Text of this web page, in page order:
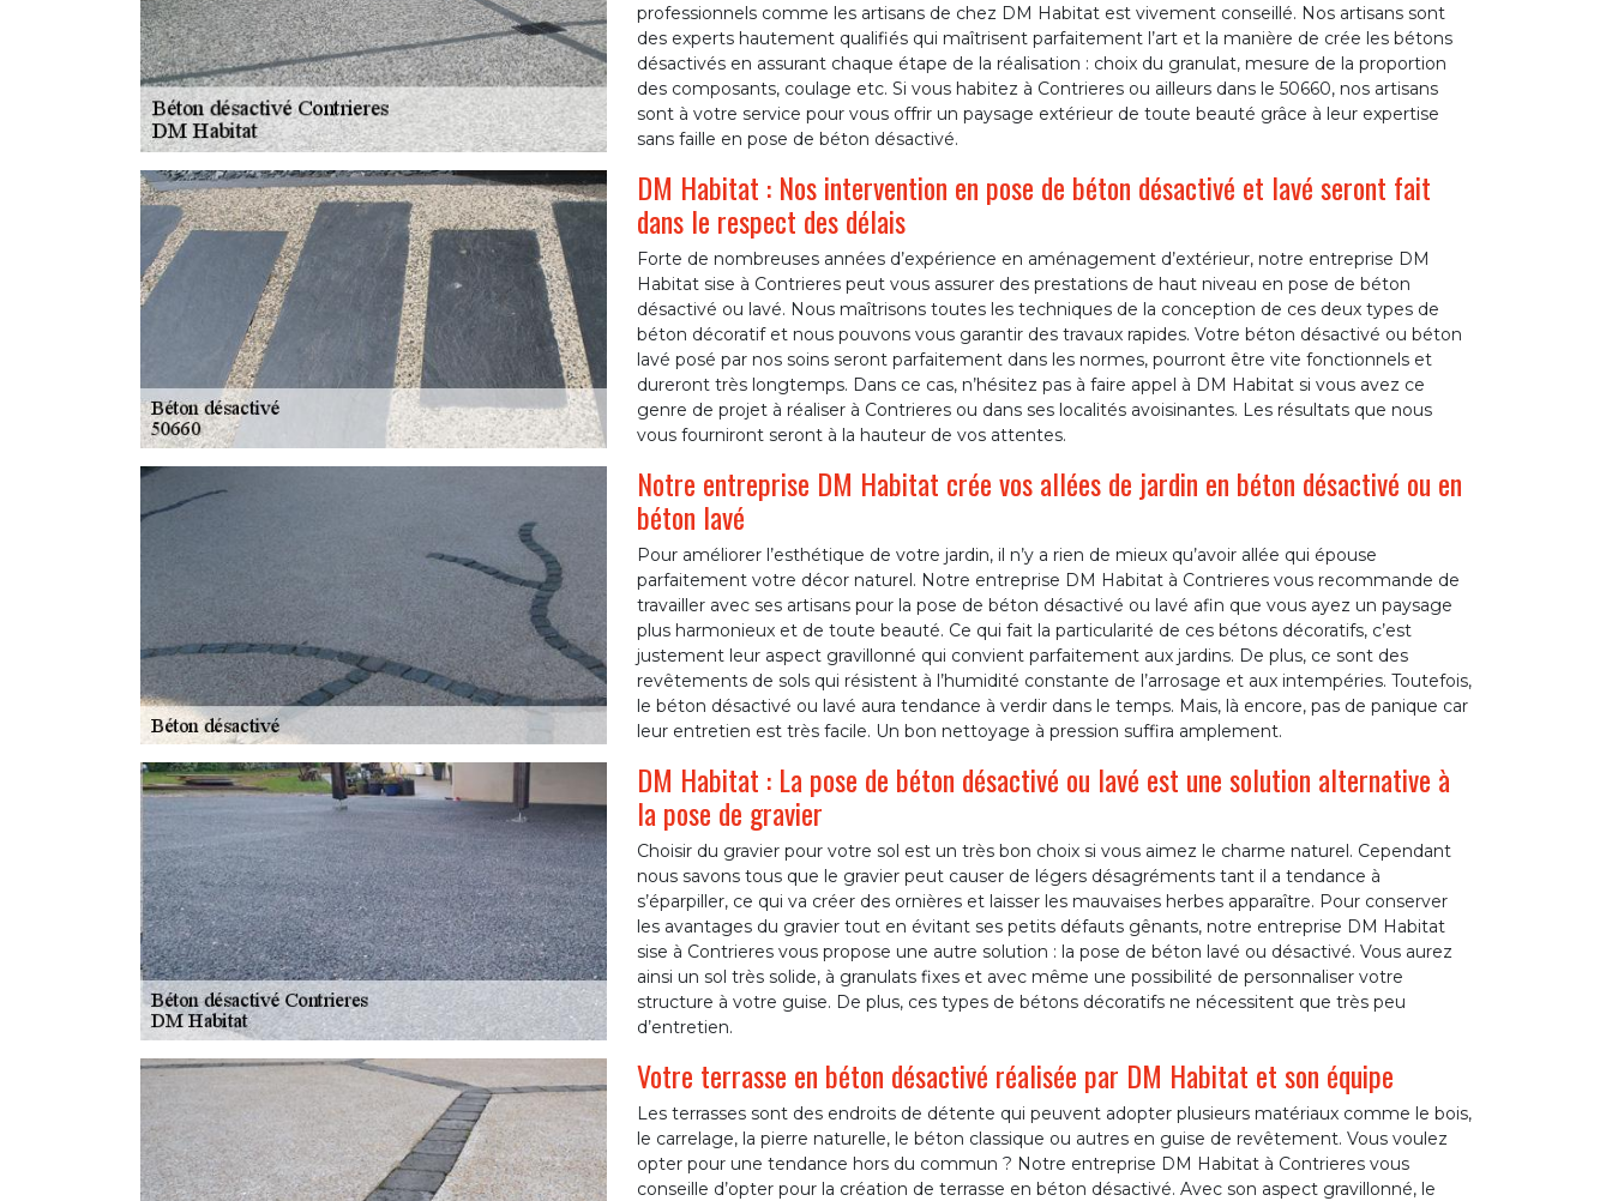
professionnels comme les artisans de chez DM Habitat est vivement conseillé. Nos artisans sont
des experts hautement qualifiés qui maîtrisent parfaitement l’art et la manière de crée les bétons
désactivés en assurant chaque étape de la réalisation : choix du granulat, mesure de la proportion
des composants, coulage etc. Si vous habitez à Contrieres ou ailleurs dans le 50660, nos artisans
sont à votre service pour vous offrir un paysage extérieur de toute beauté grâce à leur expertise
sans faille en pose de béton désactivé.
DM Habitat : Nos intervention en pose de béton désactivé et lavé seront fait
dans le respect des délais
Forte de nombreuses années d’expérience en aménagement d’extérieur, notre entreprise DM
Habitat sise à Contrieres peut vous assurer des prestations de haut niveau en pose de béton
désactivé ou lavé. Nous maîtrisons toutes les techniques de la conception de ces deux types de
béton décoratif et nous pouvons vous garantir des travaux rapides. Votre béton désactivé ou béton
lavé posé par nos soins seront parfaitement dans les normes, pourront être vite fonctionnels et
dureront très longtemps. Dans ce cas, n’hésitez pas à faire appel à DM Habitat si vous avez ce
genre de projet à réaliser à Contrieres ou dans ses localités avoisinantes. Les résultats que nous
vous fourniront seront à la hauteur de vos attentes.
Notre entreprise DM Habitat crée vos allées de jardin en béton désactivé ou en
béton lavé
Pour améliorer l’esthétique de votre jardin, il n’y a rien de mieux qu’avoir allée qui épouse
parfaitement votre décor naturel. Notre entreprise DM Habitat à Contrieres vous recommande de
travailler avec ses artisans pour la pose de béton désactivé ou lavé afin que vous ayez un paysage
plus harmonieux et de toute beauté. Ce qui fait la particularité de ces bétons décoratifs, c’est
justement leur aspect gravillonné qui convient parfaitement aux jardins. De plus, ce sont des
revêtements de sols qui résistent à l’humidité constante de l’arrosage et aux intempéries. Toutefois,
le béton désactivé ou lavé aura tendance à verdir dans le temps. Mais, là encore, pas de panique car
leur entretien est très facile. Un bon nettoyage à pression suffira amplement.
DM Habitat : La pose de béton désactivé ou lavé est une solution alternative à
la pose de gravier
Choisir du gravier pour votre sol est un très bon choix si vous aimez le charme naturel. Cependant
nous savons tous que le gravier peut causer de légers désagréments tant il a tendance à
s’éparpiller, ce qui va créer des ornières et laisser les mauvaises herbes apparaître. Pour conserver
les avantages du gravier tout en évitant ses petits défauts gênants, notre entreprise DM Habitat
sise à Contrieres vous propose une autre solution : la pose de béton lavé ou désactivé. Vous aurez
ainsi un sol très solide, à granulats fixes et avec même une possibilité de personnaliser votre
structure à votre guise. De plus, ces types de bétons décoratifs ne nécessitent que très peu
d’entretien.
Votre terrasse en béton désactivé réalisée par DM Habitat et son équipe
Les terrasses sont des endroits de détente qui peuvent adopter plusieurs matériaux comme le bois,
le carrelage, la pierre naturelle, le béton classique ou autres en guise de revêtement. Vous voulez
opter pour une tendance hors du commun ? Notre entreprise DM Habitat à Contrieres vous
conseille d’opter pour la création de terrasse en béton désactivé. Avec son aspect gravillonné, le